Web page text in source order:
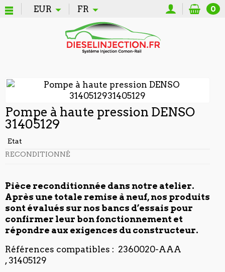
EUR FR 0
Pompe à haute pression DENSO
31405129
Etat
RECONDITIONNÉ
Pièce reconditionnée dans notre atelier.
Après une totale remise à neuf, nos produits
sont évalués sur nos bancs d’essais pour
confirmer leur bon fonctionnement et
répondre aux exigences du constructeur.
Références compatibles : 2360020-AAA
, 31405129